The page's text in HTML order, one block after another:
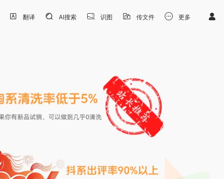
翻译 AI搜索 识图 传文件 更多